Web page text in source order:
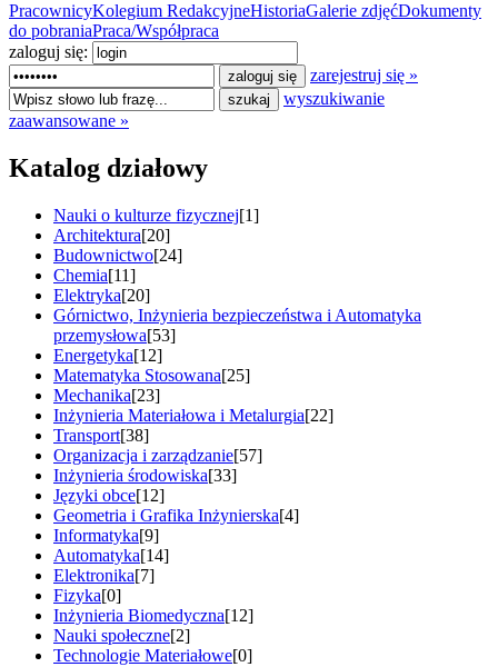
PracownicyKolegium RedakcyjneHistoriaGalerie zdjęćDokumenty
do pobraniaPraca/Współpraca
zaloguj się:
zarejestruj się »
wyszukiwanie
zaawansowane »
Katalog działowy
Nauki o kulturze fizycznej[1]
Architektura[20]
Budownictwo[24]
Chemia[11]
Elektryka[20]
Górnictwo, Inżynieria bezpieczeństwa i Automatyka
przemysłowa[53]
Energetyka[12]
Matematyka Stosowana[25]
Mechanika[23]
Inżynieria Materiałowa i Metalurgia[22]
Transport[38]
Organizacja i zarządzanie[57]
Inżynieria środowiska[33]
Języki obce[12]
Geometria i Grafika Inżynierska[4]
Informatyka[9]
Automatyka[14]
Elektronika[7]
Fizyka[0]
Inżynieria Biomedyczna[12]
Nauki społeczne[2]
Technologie Materiałowe[0]